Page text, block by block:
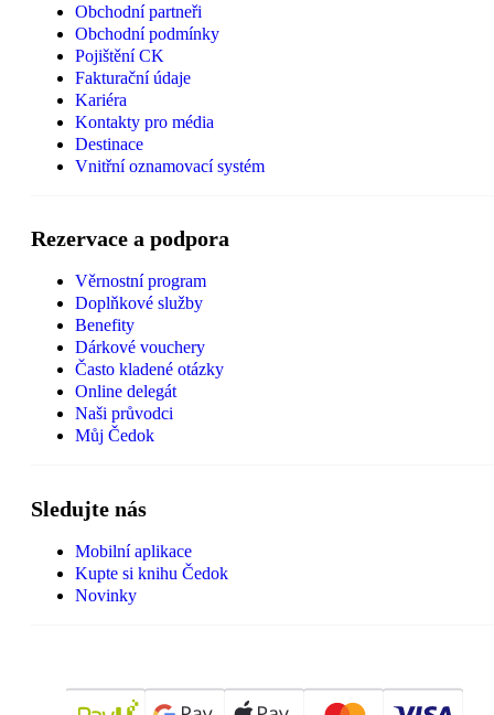
Obchodní partneři
Obchodní podmínky
Pojištění CK
Fakturační údaje
Kariéra
Kontakty pro média
Destinace
Vnitřní oznamovací systém
Rezervace a podpora
Věrnostní program
Doplňkové služby
Benefity
Dárkové vouchery
Často kladené otázky
Online delegát
Naši průvodci
Můj Čedok
Sledujte nás
Mobilní aplikace
Kupte si knihu Čedok
Novinky